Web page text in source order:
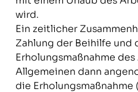
wird.
Ein zeitlicher
Zahlung der Beihilfe und
Erholungsmaßnahme
Allgemeinen dann
die Erholungsmaßnahme